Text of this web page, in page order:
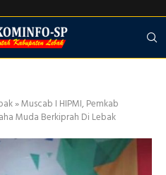
»Muscab I HIPMI, Pemkab
Muda Berkiprah Di Lebak